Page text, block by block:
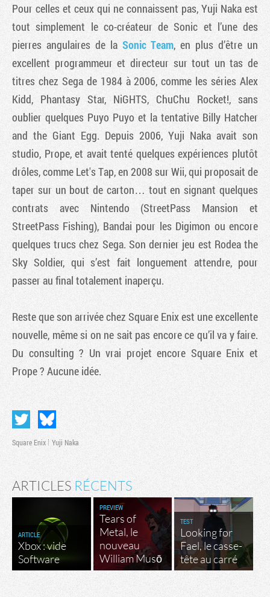
Pour celles et ceux qui ne connaissent pas, Yuji Naka est
tout simplement le co-créateur de Sonic et l’une des
pierres angulaires de la Sonic Team, en plus d’être un
excellent programmeur et directeur sur tout un tas de
titres chez Sega de 1984 à 2006, comme les séries Alex
Kidd, Phantasy Star, NiGHTS, ChuChu Rocket!, sans
oublier quelques Puyo Puyo et la tentative Billy Hatcher
and the Giant Egg. Depuis 2006, Yuji Naka avait son
studio, Prope, et avait tenté quelques expériences plutôt
drôles, comme Let's Tap, en 2008 sur Wii, qui proposait de
taper sur un bout de carton… tout en signant quelques
contrats avec Nintendo (StreetPass Mansion et
StreetPass Fishing), Bandai pour les Digimon ou encore
quelques trucs chez Sega. Son dernier jeu est Rodea the
Sky Soldier, qui s’est fait longuement attendre, pour
passer au final totalement inaperçu.
Reste que son arrivée chez Square Enix est une excellente
nouvelle, même si on ne sait pas encore ce qu’il va y faire.
Du consulting ? Un vrai projet encore Square Enix et
Prope ? Aucune idée.
Square Enix Yuji Naka
ARTICLES RÉCENTS
ARTICLE
Xbox : vide
Software
PREVIEW
Tears of
Metal, le
nouveau
William Musō
TEST
Looking for
Fael, le casse-
tête au carré